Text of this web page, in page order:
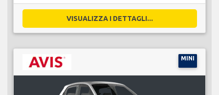
VISUALIZZA I DETTAGLI...
MINI